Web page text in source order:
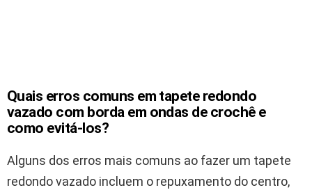
Quais erros comuns em tapete redondo
vazado com borda em ondas de crochê e
como evitá-los?
Alguns dos erros mais comuns ao fazer um tapete
redondo vazado incluem o repuxamento do centro,